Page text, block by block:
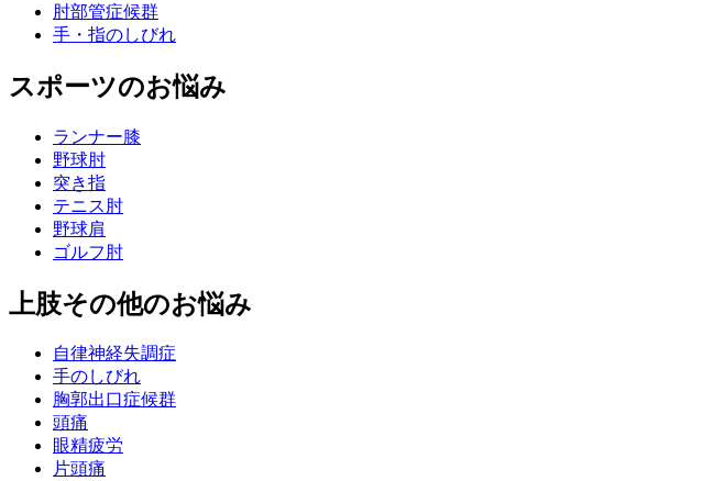
肘部管症候群
手・指のしびれ
スポーツのお悩み
ランナー膝
野球肘
突き指
テニス肘
野球肩
ゴルフ肘
上肢その他のお悩み
自律神経失調症
手のしびれ
胸郭出口症候群
頭痛
眼精疲労
片頭痛